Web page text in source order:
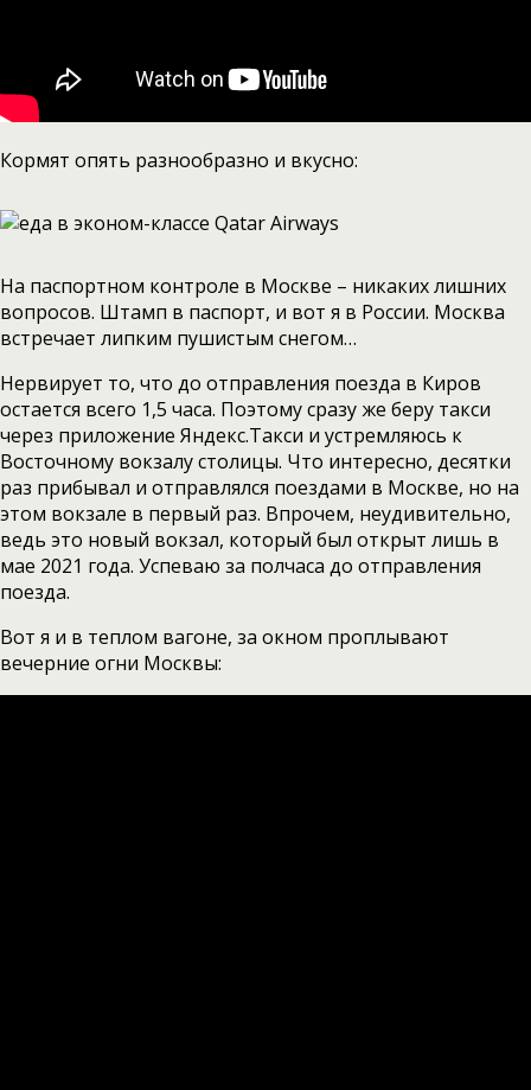
Кормят опять разнообразно и вкусно:
На паспортном контроле в Москве – никаких лишних
вопросов. Штамп в паспорт, и вот я в России. Москва
встречает липким пушистым снегом…
Нервирует то, что до отправления поезда в Киров
остается всего 1,5 часа. Поэтому сразу же беру такси
через приложение Яндекс.Такси и устремляюсь к
Восточному вокзалу столицы. Что интересно, десятки
раз прибывал и отправлялся поездами в Москве, но на
этом вокзале в первый раз. Впрочем, неудивительно,
ведь это новый вокзал, который был открыт лишь в
мае 2021 года. Успеваю за полчаса до отправления
поезда.
Вот я и в теплом вагоне, за окном проплывают
вечерние огни Москвы: